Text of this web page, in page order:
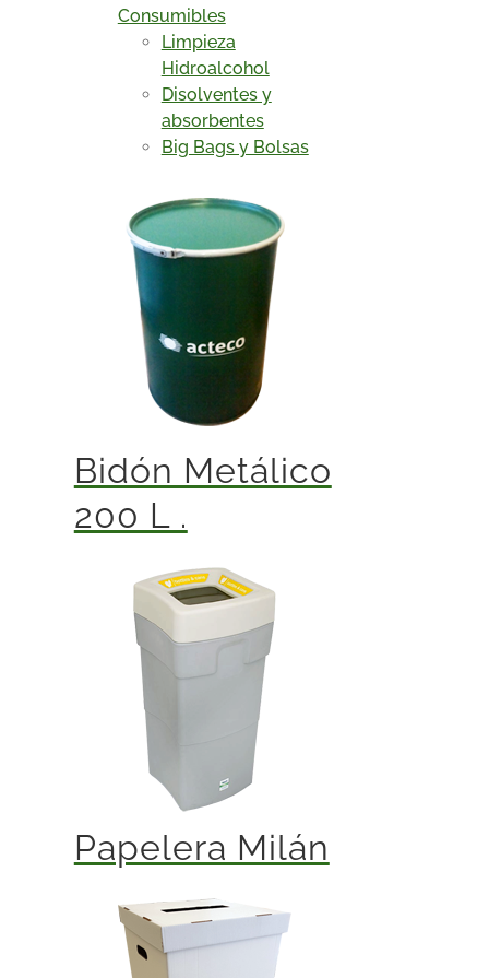
Consumibles
Limpieza
Hidroalcohol
Disolventes y
absorbentes
Big Bags y Bolsas
Bidón Metálico
200 L .
Papelera Milán